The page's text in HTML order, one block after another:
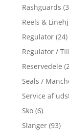
Rashguards
Reels &
Regulator (24)
Regulator /
Reservedele
Seals /
Service af
Sko (6)
Slanger (93)